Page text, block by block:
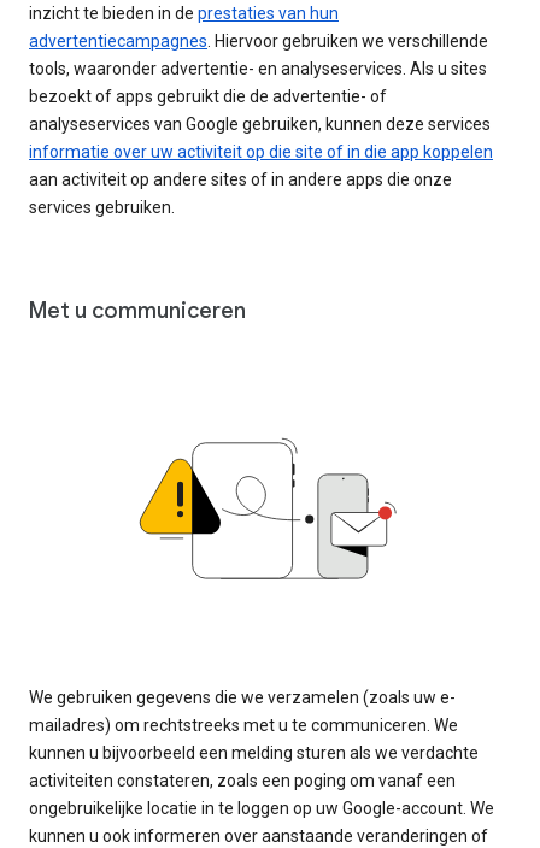
inzicht te bieden in de prestaties van hun
advertentiecampagnes. Hiervoor gebruiken we verschillende
tools, waaronder advertentie- en analyseservices. Als u sites
bezoekt of apps gebruikt die de advertentie- of
analyseservices van Google gebruiken, kunnen deze services
informatie over uw activiteit op die site of in die app koppelen
aan activiteit op andere sites of in andere apps die onze
services gebruiken.
Met u communiceren
We gebruiken gegevens die we verzamelen (zoals uw e-
mailadres) om rechtstreeks met u te communiceren. We
kunnen u bijvoorbeeld een melding sturen als we verdachte
activiteiten constateren, zoals een poging om vanaf een
ongebruikelijke locatie in te loggen op uw Google-account. We
kunnen u ook informeren over aanstaande veranderingen of